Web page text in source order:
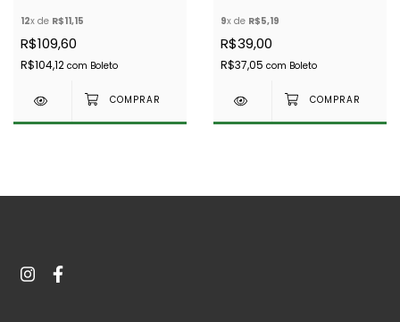
ROVER SPORT -
BEARMACH - SEM500070R
- SEM500070
12x de R$11,15
R$109,60
R$104,12 com Boleto
LR019626R - LR019626
9x de R$5,19
R$39,00
R$37,05 com Boleto